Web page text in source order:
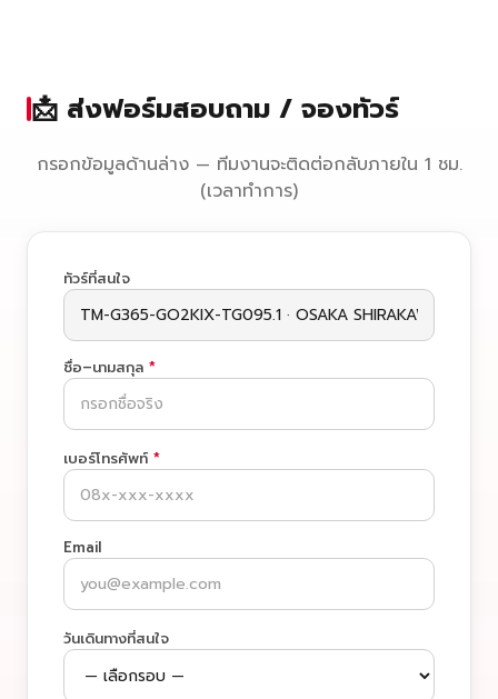
📩 ส่งฟอร์มสอบถาม / จองทัวร์
กรอกข้อมูลด้านล่าง — ทีมงานจะติดต่อกลับภายใน 1 ชม.
(เวลาทำการ)
ทัวร์ที่สนใจ
ชื่อ–นามสกุล *
เบอร์โทรศัพท์ *
Email
วันเดินทางที่สนใจ